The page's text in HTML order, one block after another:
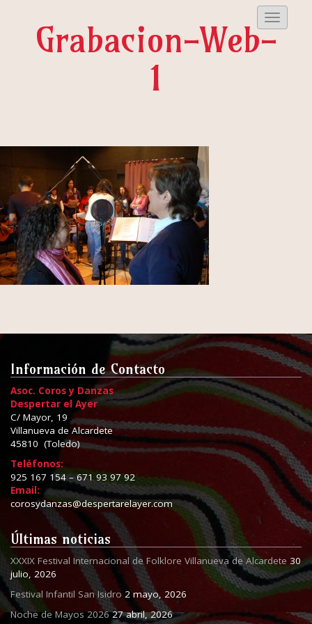
Menu
Grabacion-Web-
1
Información de Contacto
Asoc. Coros y Danzas
Despertar el Ayer
C/ Mayor, 19
Villanueva de Alcardete
45810 (Toledo)
Teléfonos:
925 167 154 – 671 93 97 92
Email:
corosydanzas@despertarelayer.com
Últimas noticias
XXXIX Festival Internacional de Folklore Villanueva de Alcardete 30
julio, 2026
Festival Infantil San Isidro 2 mayo, 2026
Noche de Mayos 2026 27 abril, 2026